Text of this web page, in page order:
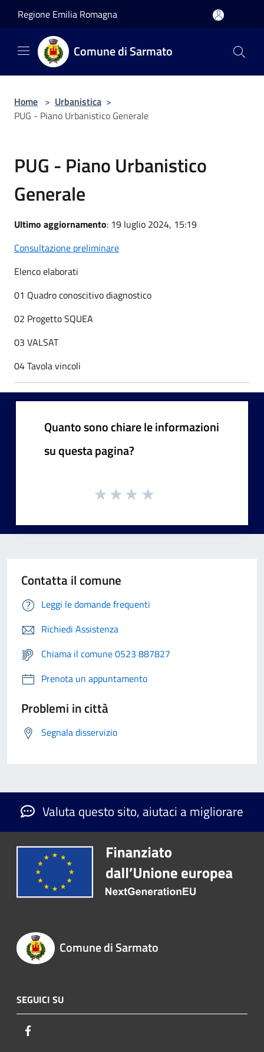
Regione Emilia Romagna
Comune di Sarmato
Home > Urbanistica >
PUG - Piano Urbanistico Generale
PUG - Piano Urbanistico
Generale
Ultimo aggiornamento: 19 luglio 2024, 15:19
Consultazione preliminare
Elenco elaborati
01 Quadro conoscitivo diagnostico
02 Progetto SQUEA
03 VALSAT
04 Tavola vincoli
Quanto sono chiare le informazioni
su questa pagina?
Contatta il comune
Leggi le domande frequenti
Richiedi Assistenza
Chiama il comune 0523 887827
Prenota un appuntamento
Problemi in città
Segnala disservizio
Valuta questo sito, aiutaci a migliorare
Comune di Sarmato
SEGUICI SU